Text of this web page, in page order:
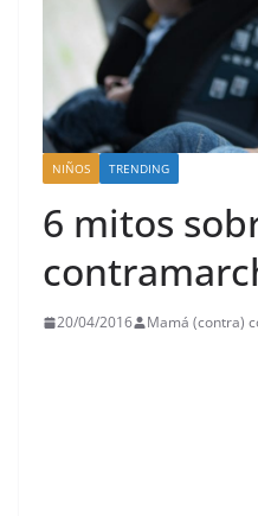
NIÑOS TRENDING
6 mitos
20/04/2016 Mamá (contra)